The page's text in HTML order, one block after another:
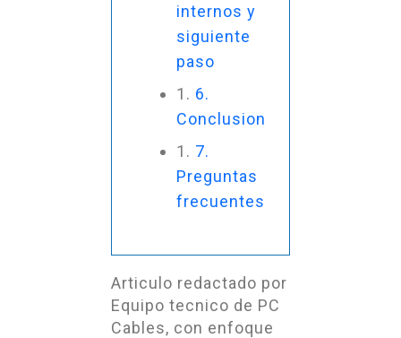
internos y
siguiente
paso
6.
Conclusion
7.
Preguntas
frecuentes
Articulo redactado por
Equipo tecnico de PC
Cables, con enfoque